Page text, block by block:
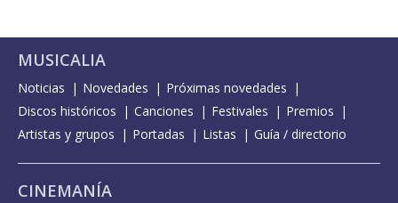
MUSICALIA
Noticias Novedades
Próximas novedades
Discos históricos
Canciones Festivales
Premios
Artistas y grupos
Portadas Listas Guía / directorio
CINEMANÍA